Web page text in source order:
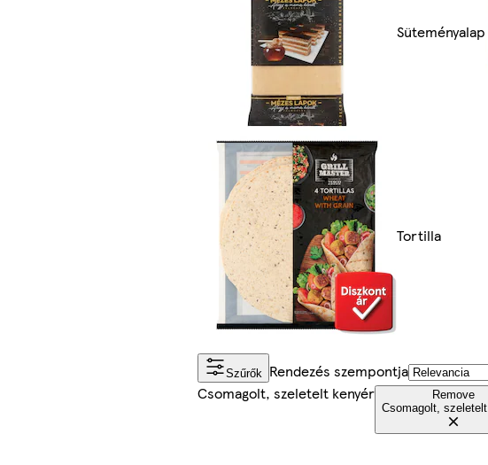
Süteményalap
Tortilla
Szűrők Rendezés szempontja
Csomagolt, szeletelt kenyér
Remove
Csomagolt,